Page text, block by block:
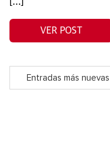
VER POST
Entradas más nuevas